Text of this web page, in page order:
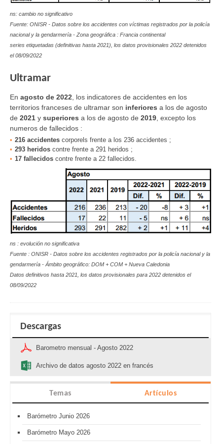
ns: cambio no significativo
Fuente: ONISR - Datos sobre los accidentes con víctimas registrados por la policía
nacional y la gendarmería - Zona geográfica : Francia continental
series etiquetadas (definitivas hasta 2021), los datos provisionales 2022 detenidos
el 08/09/2022
Ultramar
En agosto de 2022, los indicatores de accidentes en los
territorios franceses de ultramar son inferiores a los de agosto
de 2021 y superiores a los de agosto de 2019, excepto los
numeros de fallecidos :
216 accidentes corporels frente a los 236 accidentes ;
293 heridos contre frente a 291 heridos ;
17 fallecidos contre frente a 22 fallecidos.
ns : evolución no significativa
Fuente : ONISR - Datos sobre los accidentes registrados por la policía nacional y la
gendarmería - Ámbito geográfico: DOM + COM + Nueva Caledonia
Datos definitivos hasta 2021, los datos provisionales para 2022 detenidos el
08/09/2022
Descargas
Barometro mensual - Agosto 2022
Archivo de datos agosto 2022 en francés
Temas Artículos
Barómetro Junio 2026
Barómetro Mayo 2026